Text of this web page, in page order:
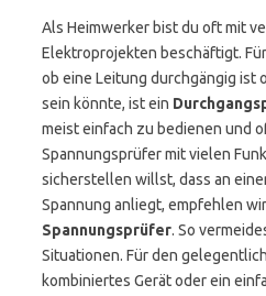
Als Heimwerker bist du oft mit
Elektroprojekten beschäftigt.
ob eine Leitung durchgängig ist
sein könnte, ist ein
meist einfach zu bedienen und
Spannungsprüfer mit vielen
sicherstellen willst, dass an
Spannung anliegt, empfehlen
Spannungsprüfer. So
Situationen. Für den
kombiniertes Gerät oder ein